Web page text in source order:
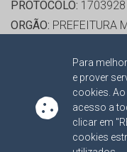
Para
e prover
cookies. Ao
acesso a
clicar em
cookies
PROTOCOLO: 1703928
ORGÃO: PREFEITURA
ADVOGADO(S):NÃO
RELATOR:
CONS.
TC/
RECURSO